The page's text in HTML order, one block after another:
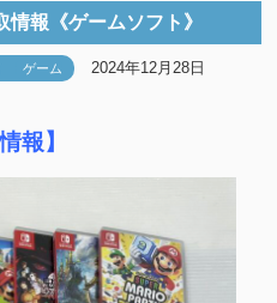
情報《ゲームソフト》
ゲーム 2024年12月28日
報】